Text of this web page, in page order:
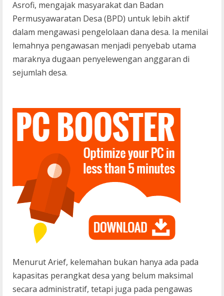
Asrofi, mengajak masyarakat dan Badan
Permusyawaratan Desa (BPD) untuk lebih aktif
dalam mengawasi pengelolaan dana desa. Ia menilai
lemahnya pengawasan menjadi penyebab utama
maraknya dugaan penyelewengan anggaran di
sejumlah desa.
Menurut Arief, kelemahan bukan hanya ada pada
kapasitas perangkat desa yang belum maksimal
secara administratif, tetapi juga pada pengawas